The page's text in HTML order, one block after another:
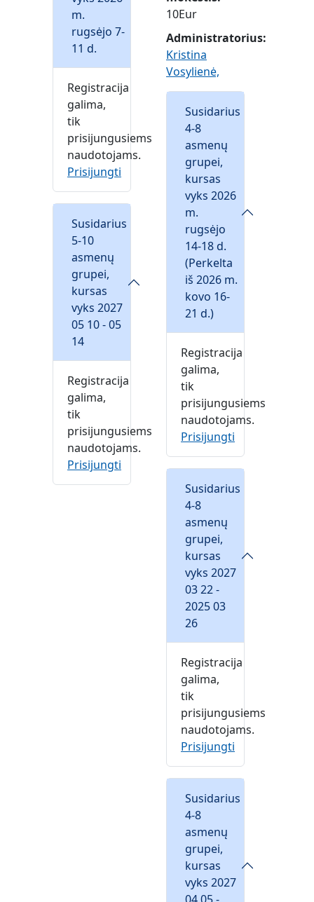
m.
rugsėjo 7-
11 d.
Registracija
galima,
tik
prisijungusiems
naudotojams.
Prisijungti
Susidarius
5-10
asmenų
grupei,
kursas
vyks 2027
05 10 - 05
14
Registracija
galima,
tik
prisijungusiems
naudotojams.
Prisijungti
10Eur
Administratorius:
Kristina
Vosylienė,
Susidarius
4-8
asmenų
grupei,
kursas
vyks 2026
m.
rugsėjo
14-18 d.
(Perkelta
iš 2026 m.
kovo 16-
21 d.)
Registracija
galima,
tik
prisijungusiems
naudotojams.
Prisijungti
Susidarius
4-8
asmenų
grupei,
kursas
vyks 2027
03 22 -
2025 03
26
Registracija
galima,
tik
prisijungusiems
naudotojams.
Prisijungti
Susidarius
4-8
asmenų
grupei,
kursas
vyks 2027